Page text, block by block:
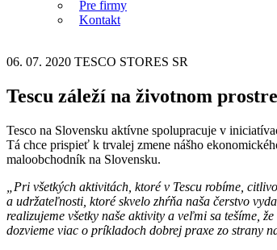
Pre firmy
Kontakt
06. 07. 2020 TESCO STORES SR
Tescu záleží na životnom
Tesco na Slovensku aktívne spolupracuje v
Tá chce prispieť k trvalej zmene nášho
maloobchodník na Slovensku.
„Pri všetkých aktivitách, ktoré v Tescu robíme,
a udržateľnosti, ktoré skvelo zhŕňa naša čerstvo
realizujeme všetky naše aktivity a veľmi sa tešíme,
dozvieme viac o príkladoch dobrej praxe zo strany